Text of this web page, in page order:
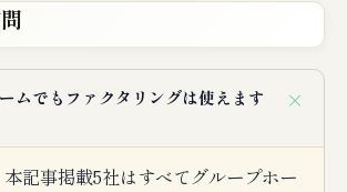
ムでもファクタリングは使えます
＋
記事掲載5社はすべてグループホー